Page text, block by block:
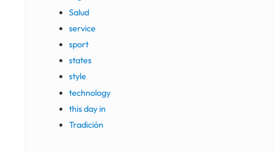
Salud
service
sport
states
style
technology
this day in
Tradición